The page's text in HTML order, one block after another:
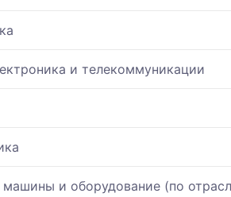
и телекоммуникации
машины и оборудование (по